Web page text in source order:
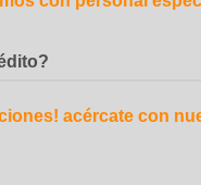
acércate con